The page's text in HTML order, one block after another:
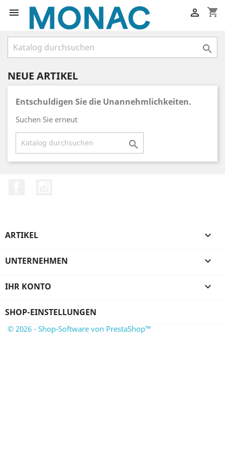
 shopping_cart


NEUE ARTIKEL
Entschuldigen Sie die Unannehmlichkeiten.
Suchen Sie erneut

ARTIKEL 
UNTERNEHMEN 
IHR KONTO 
SHOP-EINSTELLUNGEN
© 2026 - Shop-Software von PrestaShop™